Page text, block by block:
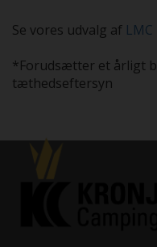
Se vores udvalg af
*Forudsætter et årligt
tæthedseftersyn